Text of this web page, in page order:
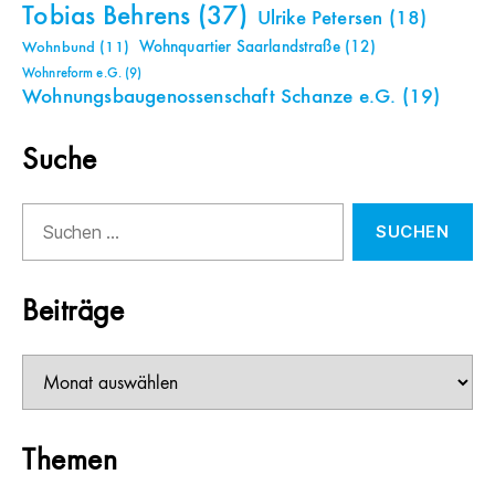
Tobias Behrens (37) Ulrike Petersen (18)
Wohnbund (11) Wohnquartier Saarlandstraße(12)
Wohnreform e.G.(9)
Wohnungsbaugenossenschaft Schanze e.G. (19)
Suche
nach:
Beiträge
Themen